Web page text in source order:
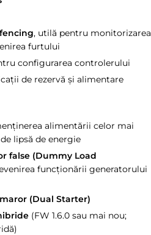
, utilă pentru monitorizarea
furtului
configurarea controlerului
de rezervă și alimentare
alimentării celor mai
lipsă de energie
false (Dummy Load
funcționării generatorului
(Dual Starter)
(FW 1.6.0 sau mai nou;